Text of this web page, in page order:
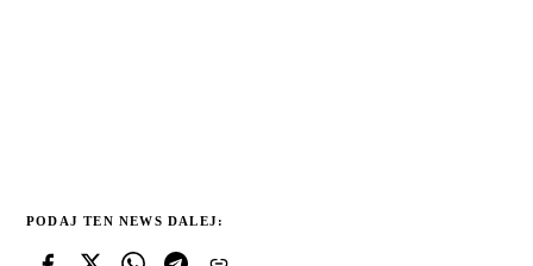
PODAJ TEN NEWS DALEJ: